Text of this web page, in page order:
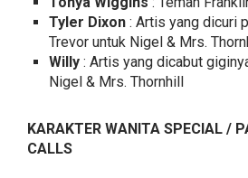
Tyler Dixon : Artis yang dicuri
Trevor untuk Nigel & Mrs.
Willy : Artis yang dicabut
Nigel & Mrs. Thornhill
KARAKTER WANITA SPECIAL /
CALLS